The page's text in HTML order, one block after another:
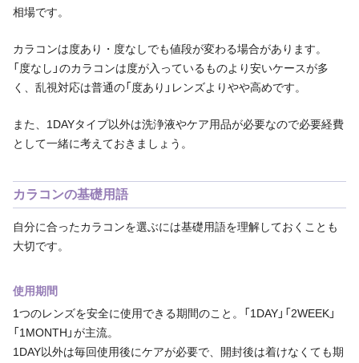
相場です。
カラコンは度あり・度なしでも値段が変わる場合があります。
「度なし」のカラコンは度が入っているものより安いケースが多
く、乱視対応は普通の「度あり」レンズよりやや高めです。
また、1DAYタイプ以外は洗浄液やケア用品が必要なので必要経費
として一緒に考えておきましょう。
カラコンの基礎用語
自分に合ったカラコンを選ぶには基礎用語を理解しておくことも
大切です。
使用期間
1つのレンズを安全に使用できる期間のこと。「1DAY」「2WEEK」
「1MONTH」が主流。
1DAY以外は毎回使用後にケアが必要で、開封後は着けなくても期